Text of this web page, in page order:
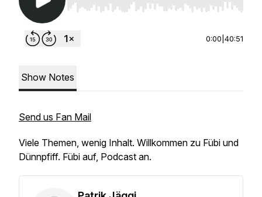
Use Left/Right to seek, Home/End to jump to
0:00 40:51
Show Notes
Send us Fan Mail
Viele Themen, wenig Inhalt. Willkommen zu Fübi und
Dünnpfiff. Fübi auf, Podcast an.